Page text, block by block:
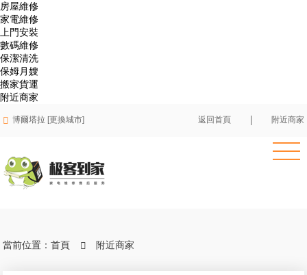
房屋維修
家電維修
上門安裝
數碼維修
保潔清洗
保姆月嫂
搬家貨運
附近商家
 博爾塔拉 [更換城市] 返回首頁 附近商家
當前位置：首頁  附近商家